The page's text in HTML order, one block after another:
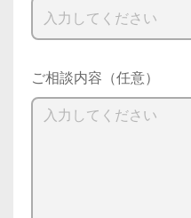
ご相談内容（任意）